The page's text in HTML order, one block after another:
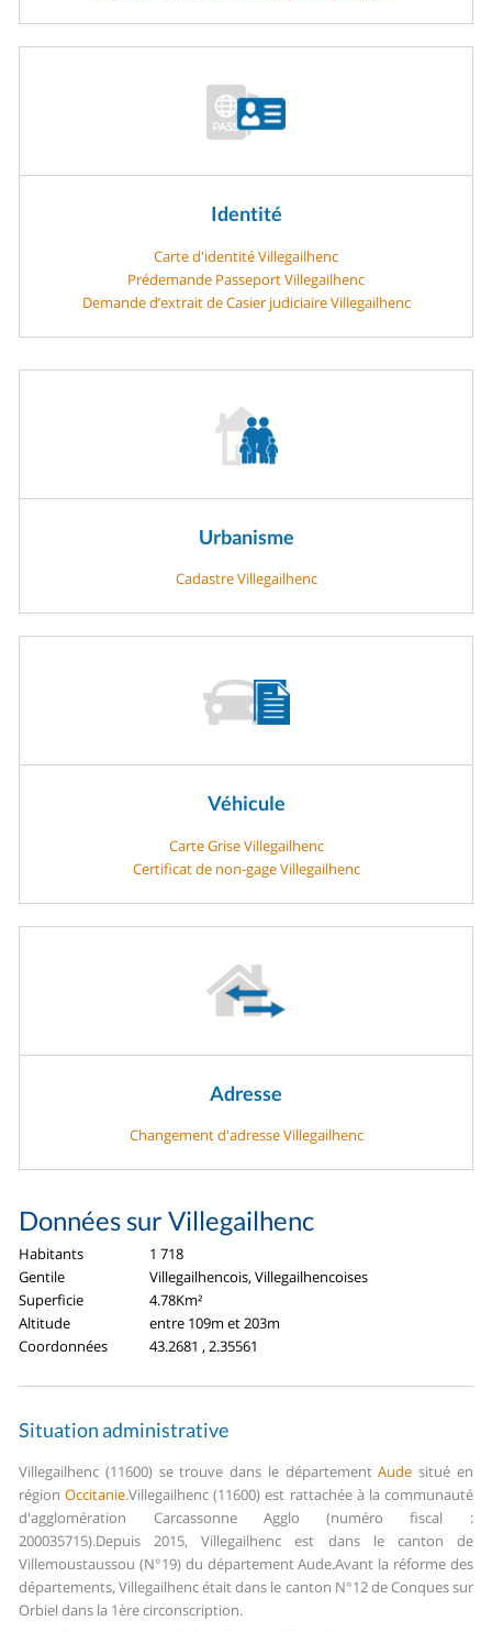
Identité
Carte d'identité Villegailhenc
Prédemande Passeport Villegailhenc
Demande d’extrait de Casier judiciaire Villegailhenc
Urbanisme
Cadastre Villegailhenc
Véhicule
Carte Grise Villegailhenc
Certificat de non-gage Villegailhenc
Adresse
Changement d'adresse Villegailhenc
Données sur Villegailhenc
Habitants
1 718
Gentile
Villegailhencois, Villegailhencoises
Superficie
4.78Km²
Altitude
entre 109m et 203m
Coordonnées
43.2681 , 2.35561
Situation administrative
Villegailhenc (11600) se trouve dans le départementAude situé en
régionOccitanie.Villegailhenc (11600) est rattachée à la communauté
d'agglomération Carcassonne Agglo (numéro fiscal :
200035715).Depuis 2015, Villegailhenc est dans le canton de
Villemoustaussou (N°19) du département Aude.Avant la réforme des
départements, Villegailhenc était dans le canton N°12 de Conques sur
Orbiel dans la 1ère circonscription.